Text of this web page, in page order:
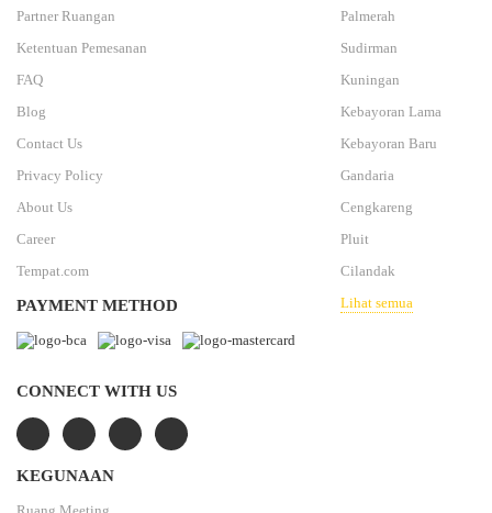
Partner Ruangan
Ketentuan Pemesanan
FAQ
Blog
Contact Us
Privacy Policy
About Us
Career
Tempat.com
PAYMENT METHOD
CONNECT WITH US
Palmerah
Sudirman
Kuningan
Kebayoran Lama
Kebayoran Baru
Gandaria
Cengkareng
Pluit
Cilandak
Lihat semua
KEGUNAAN